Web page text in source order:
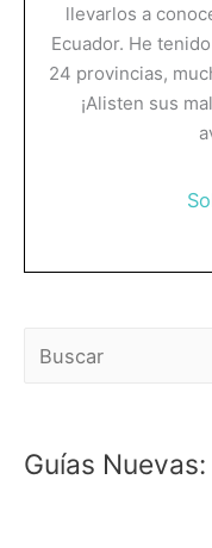
llevarlos a
Ecuador. He
24 provincias,
¡Alisten sus
Buscar
Guías Nuevas: